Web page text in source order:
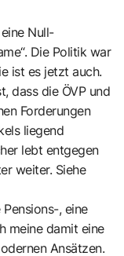
Null-
Die Politik war
ist es jetzt auch.
dass die ÖVP und
Forderungen
liegend
lebt entgegen
weiter. Siehe
, eine
meine damit eine
Ansätzen.